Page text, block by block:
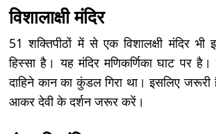
विशालाक्षी मंदिर
51 शक्तिपीठों में से एक विशालक्षी मंदिर भी
हिस्सा है। यह मंदिर मणिकर्णिका घाट पर
दाहिने कान का कुंडल गिरा था। इसलिए
आकर देवी के दर्शन जरूर करें।